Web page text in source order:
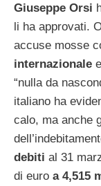
Giuseppe Orsi
li ha approvati.
accuse mosse
internazionale e
“nulla da
italiano ha
calo, ma anche
debiti al 31
di euro a 4,515